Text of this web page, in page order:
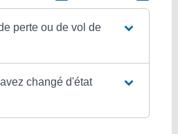
perte ou de vol de
changé d'état